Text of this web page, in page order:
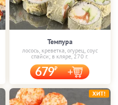
Темпура
лосось, креветка, огурец, соус
спайси; в кляре, 270 г.
679
ХИТ!